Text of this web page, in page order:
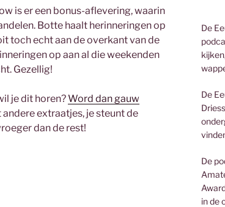
is er een bonus-aflevering, waarin
Botte haalt herinneringen op
toch echt aan de overkant van de
op aan al die weekenden
Gezellig!
je dit horen?Word dan gauw
extraatjes, je steunt de
dan de rest!
De
De
De
in de